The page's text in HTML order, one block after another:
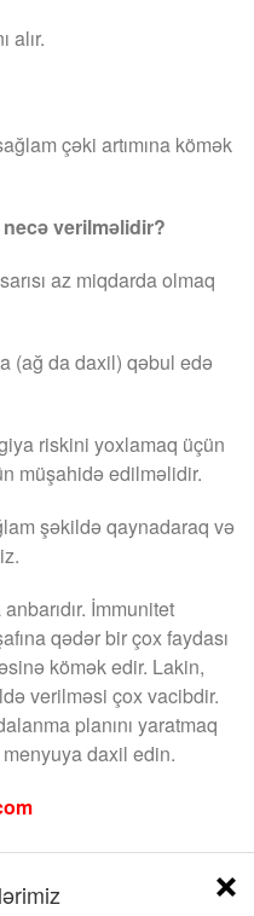
alır.
çəki artımına kömək
verilməlidir?
az miqdarda olmaq
(ağ da daxil) qəbul edə
riskini yoxlamaq üçün
müşahidə edilməlidir.
şəkildə qaynadaraq və
İmmunitet
qədər bir çox faydası
kömək edir. Lakin,
verilməsi çox vacibdir.
planını yaratmaq
daxil edin.